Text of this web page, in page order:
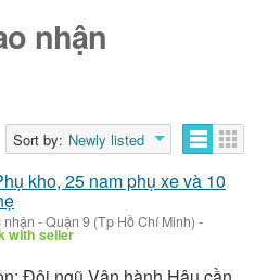
nhận
Sort by: Newly listed
kho, 25 nam phụ xe và 10
nhận -Quận 9 (Tp Hồ Chí Minh) -
with seller